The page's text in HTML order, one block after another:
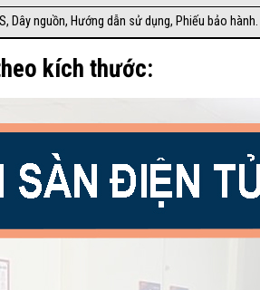
Dây nguồn, Hướng dẫn sử dụng, Phiếu bảo hành.
kích thước: